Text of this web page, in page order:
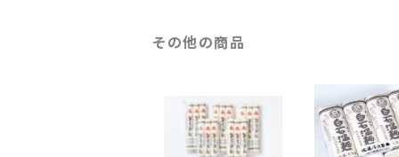
その他の商品